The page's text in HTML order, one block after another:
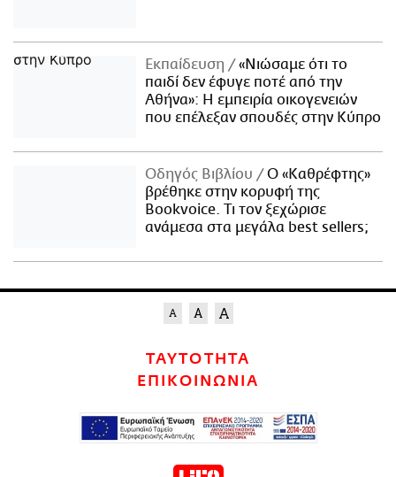
Εκπαίδευση
«Νιώσαμε ότι το
παιδί δεν έφυγε ποτέ από την
Αθήνα»: Η εμπειρία οικογενειών
που επέλεξαν σπουδές στην Κύπρο
Οδηγός Βιβλίου
Ο «Καθρέφτης»
βρέθηκε στην κορυφή της
Bookvoice. Τι τον ξεχώρισε
ανάμεσα στα μεγάλα best sellers;
ΤΑΥΤΟΤΗΤΑ
ΕΠΙΚΟΙΝΩΝΙΑ